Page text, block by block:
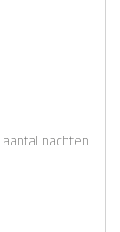
1
1
op
nachten